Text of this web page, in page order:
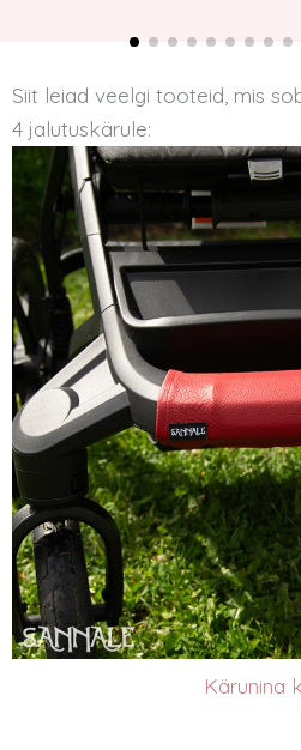
Siit leiad veelgi tooteid, mis
4 jalutuskärule:
Kärunina